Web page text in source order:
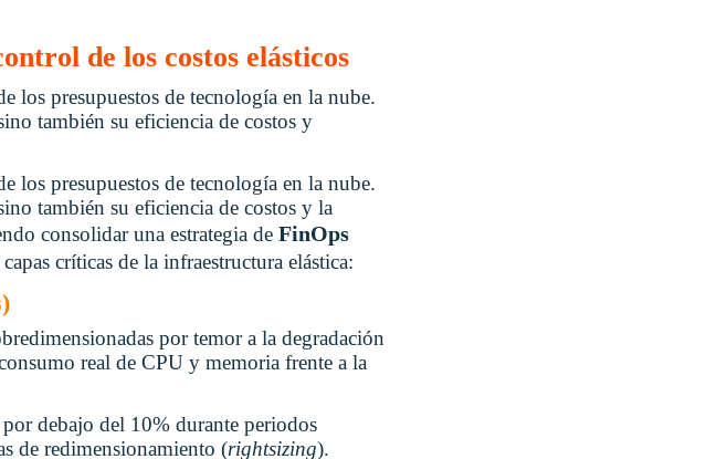
de los costos elásticos
los presupuestos de tecnología en la nube.
también su eficiencia de costos y
los presupuestos de tecnología en la nube.
también su eficiencia de costos y la
consolidar una estrategia de FinOps
críticas de la infraestructura elástica:
por temor a la degradación
real de CPU y memoria frente a la
debajo del 10% durante periodos
de redimensionamiento (rightsizing).